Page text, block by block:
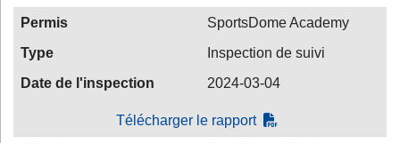
Permis
SportsDome Academy
Type
Inspection de suivi
Date de l'inspection
2024-03-04
Télécharger le rapport